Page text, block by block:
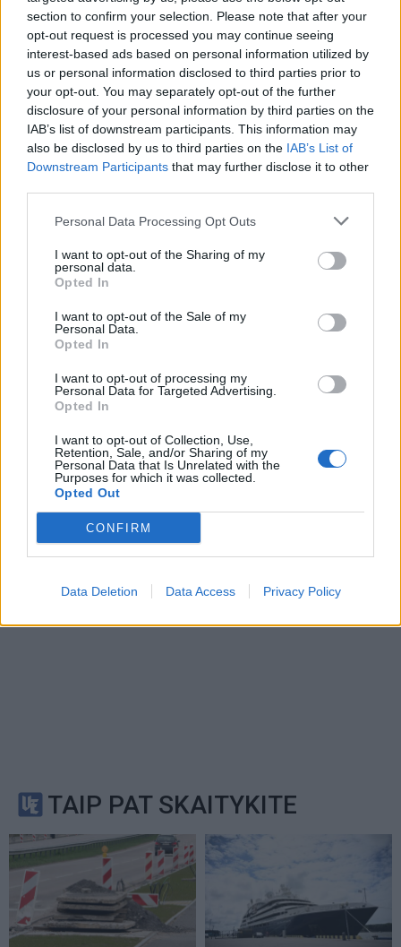
section to confirm your selection. Please note that after your
opt-out request is processed you may continue seeing
interest-based ads based on personal information utilized by
us or personal information disclosed to third parties prior to
your opt-out. You may separately opt-out of the further
disclosure of your personal information by third parties on the
IAB’s list of downstream participants. This information may
also be disclosed by us to third parties on the IAB’s List of
Downstream Participants that may further disclose it to other
Personal Data Processing Opt Outs
I want to opt-out of the Sharing of my
personal data.
Opted In
I want to opt-out of the Sale of my
Personal Data.
Opted In
I want to opt-out of processing my
Personal Data for Targeted Advertising.
Opted In
I want to opt-out of Collection, Use,
Retention, Sale, and/or Sharing of my
Personal Data that Is Unrelated with the
Purposes for which it was collected.
Opted Out
CONFIRM
Data Deletion Data Access Privacy Policy
Komentarai
Rašyti komentarą
Jūsų vardas
Komentaras
reCAPTCHA and the Google
Privacy Policyand
Terms of
Serviceapply.
TAIP PAT SKAITYKITE